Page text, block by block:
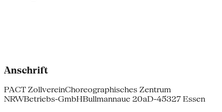
Anschrift
PACT ZollvereinChoreographisches Zentrum
NRWBetriebs-GmbHBullmannaue 20aD-45327 Essen